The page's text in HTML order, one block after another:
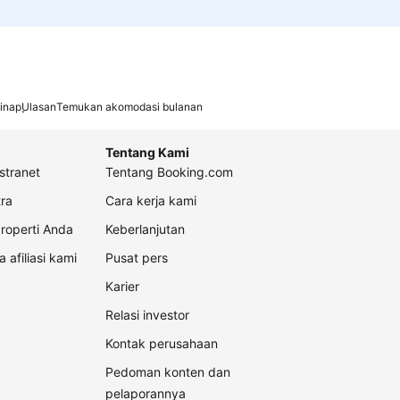
UlasanTemukan akomodasi bulanan
Anda
afiliasi kami
Tentang Kami
Tentang Booking.com
Cara kerja kami
Keberlanjutan
Pusat pers
Karier
Relasi investor
Kontak perusahaan
Pedoman konten dan
pelaporannya